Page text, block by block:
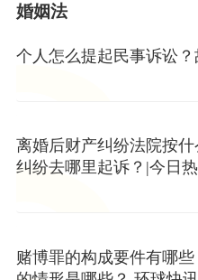
婚姻法
个人怎么提起民事诉讼
离婚后财产纠纷法院按
纠纷去哪里起诉？|今日
赌博罪的构成要件有哪